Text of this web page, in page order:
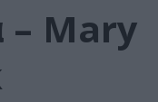
Mary